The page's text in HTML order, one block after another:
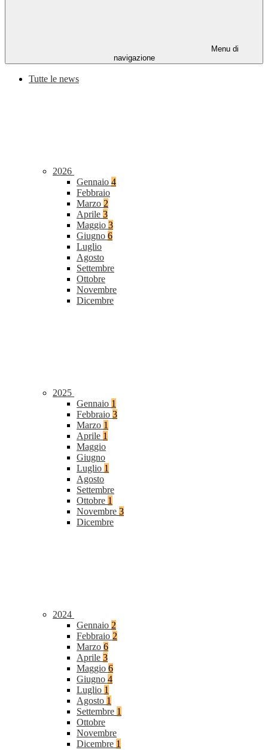
Menu di
navigazione
Tutte le news
2026
Gennaio 4
Febbraio
Marzo 2
Aprile 3
Maggio 3
Giugno 6
Luglio
Agosto
Settembre
Ottobre
Novembre
Dicembre
2025
Gennaio 1
Febbraio 3
Marzo 1
Aprile 1
Maggio
Giugno
Luglio 1
Agosto
Settembre
Ottobre 1
Novembre 3
Dicembre
2024
Gennaio 2
Febbraio 2
Marzo 6
Aprile 3
Maggio 6
Giugno 4
Luglio 1
Agosto 1
Settembre 1
Ottobre
Novembre
Dicembre 1